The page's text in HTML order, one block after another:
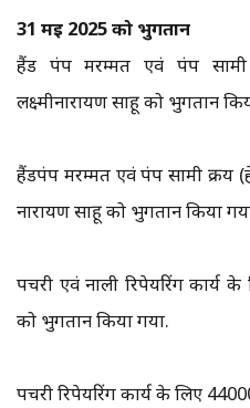
31 मई 2025 को भुगतान
हैंड पंप मरम्मत एवं पंप
लक्ष्मीनारायण साहू को भुगतान
हैंडपंप मरम्मत एवं पंप सामग्री
नारायण साहू को भुगतान किया
पचरी एवं नाली रिपेयरिंग कार्य
को भुगतान किया गया.
पचरी रिपेयरिंग कार्य के लिए